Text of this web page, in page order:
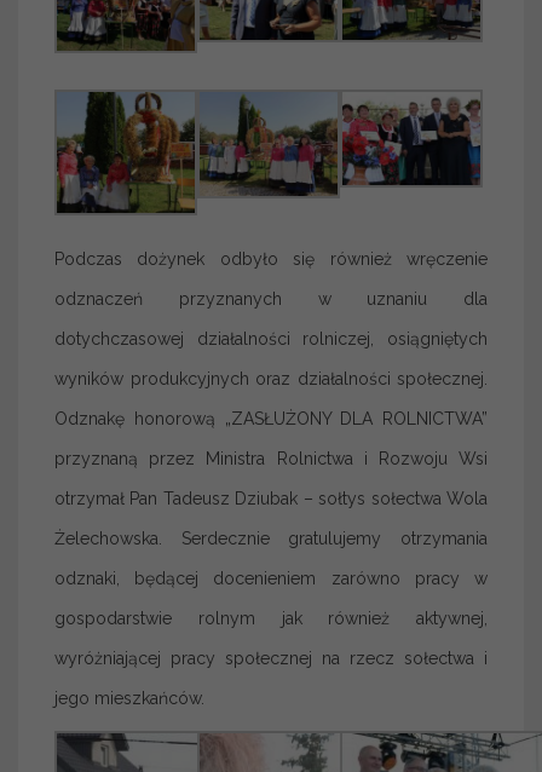
Podczas dożynek odbyło się również wręczenie
odznaczeń przyznanych w uznaniu dla
dotychczasowej działalności rolniczej, osiągniętych
wyników produkcyjnych oraz działalności społecznej.
Odznakę honorową „ZASŁUŻONY DLA ROLNICTWA”
przyznaną przez Ministra Rolnictwa i Rozwoju Wsi
otrzymał Pan Tadeusz Dziubak – sołtys sołectwa Wola
Żelechowska. Serdecznie gratulujemy otrzymania
odznaki, będącej docenieniem zarówno pracy w
gospodarstwie rolnym jak również aktywnej,
wyróżniającej pracy społecznej na rzecz sołectwa i
jego mieszkańców.